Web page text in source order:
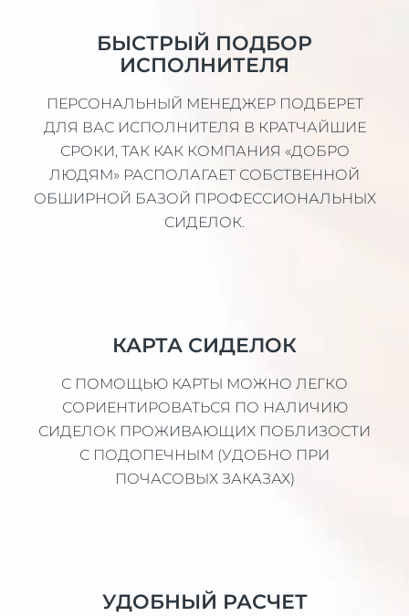
БЫСТРЫЙ ПОДБОР
ИСПОЛНИТЕЛЯ
ПЕРСОНАЛЬНЫЙ МЕНЕДЖЕР ПОДБЕРЕТ
ДЛЯ ВАС ИСПОЛНИТЕЛЯ В КРАТЧАЙШИЕ
СРОКИ, ТАК КАК КОМПАНИЯ «ДОБРО
ЛЮДЯМ» РАСПОЛАГАЕТ СОБСТВЕННОЙ
ОБШИРНОЙ БАЗОЙ ПРОФЕССИОНАЛЬНЫХ
СИДЕЛОК.
КАРТА СИДЕЛОК
С ПОМОЩЬЮ КАРТЫ МОЖНО ЛЕГКО
СОРИЕНТИРОВАТЬСЯ ПО НАЛИЧИЮ
СИДЕЛОК ПРОЖИВАЮЩИХ ПОБЛИЗОСТИ
С ПОДОПЕЧНЫМ (УДОБНО ПРИ
ПОЧАСОВЫХ ЗАКАЗАХ)
УДОБНЫЙ РАСЧЕТ